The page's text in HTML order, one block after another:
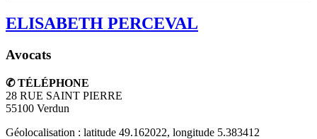
ELISABETH PERCEVAL
Avocats
✆ TÉLÉPHONE
28 RUE SAINT PIERRE
55100 Verdun
Géolocalisation : latitude 49.162022, longitude 5.383412